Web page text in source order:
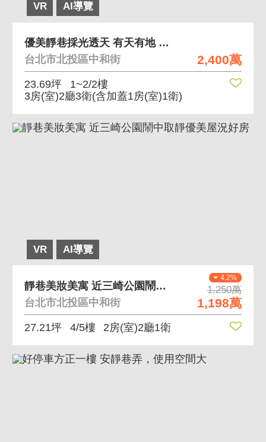
VR AI導覽
2,400萬
優美靜巷採光透天 有天有地 可停車
台北市北投區中和街
23.69坪
1~2/2樓
3房(室)2廳3衛(含加蓋1房(室)1衛)
VR AI導覽
4.2%
1,250萬
1,198萬
靜巷美妝美寓 近三崎公園鬧中取靜優美屋況好房
台北市北投區中和街
27.21坪 4/5樓 2房(室)2廳1衛